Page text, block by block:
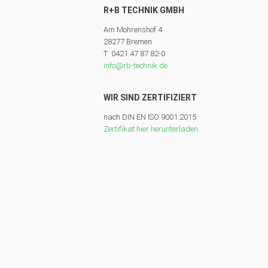
R+B TECHNIK GMBH
Am Mohrenshof 4
28277 Bremen
T: 0421.47 87 82-0
info@rb-technik.de
WIR SIND ZERTIFIZIERT
nach DIN EN ISO 9001:2015
Zertifikat hier herunterladen